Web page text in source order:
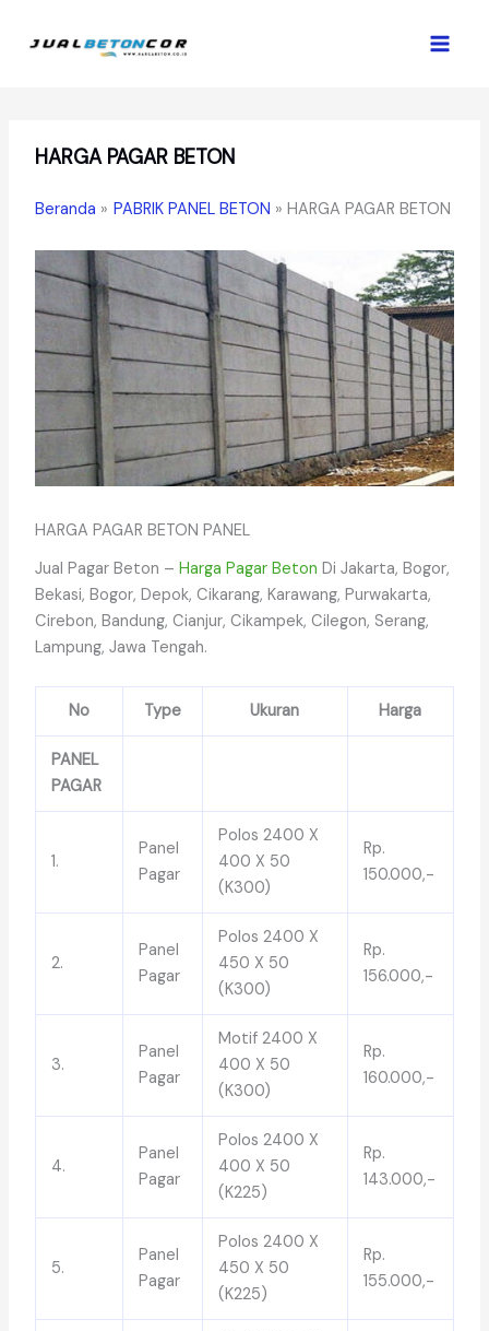
HARGA PAGAR BETON
Beranda PABRIK PANEL BETON HARGA PAGAR BETON
HARGA PAGAR BETON PANEL
Jual Pagar Beton – Harga Pagar Beton Di Jakarta, Bogor,
Bekasi, Bogor, Depok, Cikarang, Karawang, Purwakarta,
Cirebon, Bandung, Cianjur, Cikampek, Cilegon, Serang,
Lampung, Jawa Tengah.
No Type Ukuran Harga
PANEL
PAGAR
1.
Panel
Pagar
Polos 2400 X
400 X 50
(K300)
Rp.
150.000,-
2.
Panel
Pagar
Polos 2400 X
450 X 50
(K300)
Rp.
156.000,-
3.
Panel
Pagar
Motif 2400 X
400 X 50
(K300)
Rp.
160.000,-
4.
Panel
Pagar
Polos 2400 X
400 X 50
(K225)
Rp.
143.000,-
5.
Panel
Pagar
Polos 2400 X
450 X 50
(K225)
Rp.
155.000,-